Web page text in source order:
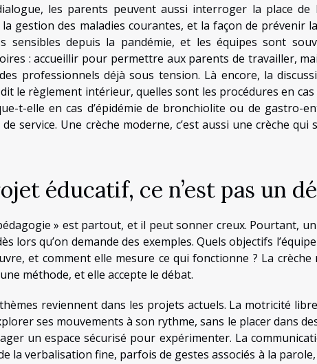
les parents peuvent aussi interroger la place de
la gestion des maladies courantes, et la façon de prévenir
sensibles depuis la pandémie, et les équipes sont
: accueillir pour permettre aux parents de travailler,
professionnels déjà sous tension. Là encore, la
le règlement intérieur, quelles sont les procédures en
t-elle en cas d’épidémie de bronchiolite ou de gastro-
service. Une crèche moderne, c’est aussi une crèche
éducatif, ce n’est pas un
» est partout, et il peut sonner creux. Pourtant,
lors qu’on demande des exemples. Quels objectifs
et comment elle mesure ce qui fonctionne ? La crèche
méthode, et elle accepte le débat.
reviennent dans les projets actuels. La motricité
ses mouvements à son rythme, sans le placer dans
un espace sécurisé pour expérimenter. La
la verbalisation fine, parfois de gestes associés à la